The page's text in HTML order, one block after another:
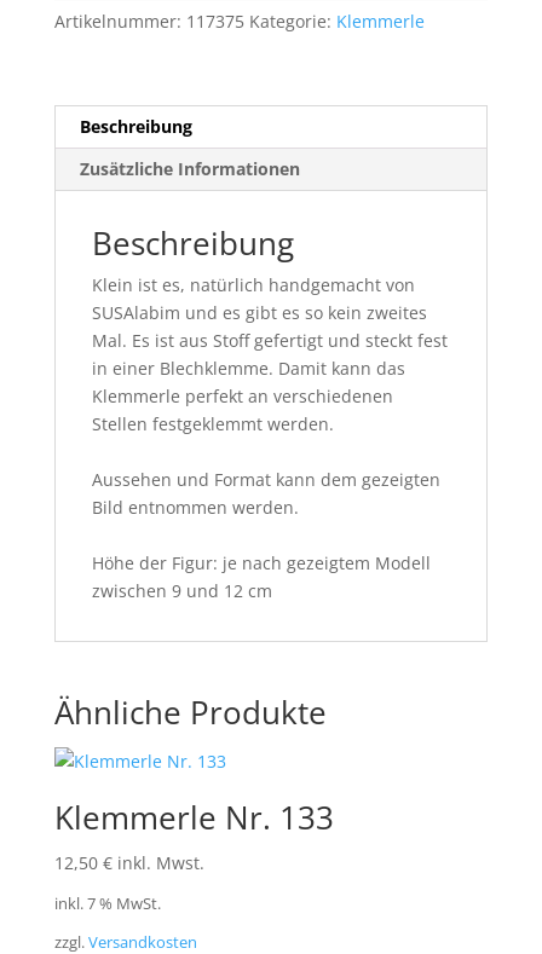
Artikelnummer: 117375 Kategorie: Klemmerle
Beschreibung
Zusätzliche Informationen
Beschreibung
Klein ist es, natürlich handgemacht von
SUSAlabim und es gibt es so kein zweites
Mal. Es ist aus Stoff gefertigt und steckt fest
in einer Blechklemme. Damit kann das
Klemmerle perfekt an verschiedenen
Stellen festgeklemmt werden.
Aussehen und Format kann dem gezeigten
Bild entnommen werden.
Höhe der Figur: je nach gezeigtem Modell
zwischen 9 und 12 cm
Ähnliche Produkte
Klemmerle Nr. 133
12,50 € inkl. Mwst.
inkl. 7 % MwSt.
zzgl.Versandkosten